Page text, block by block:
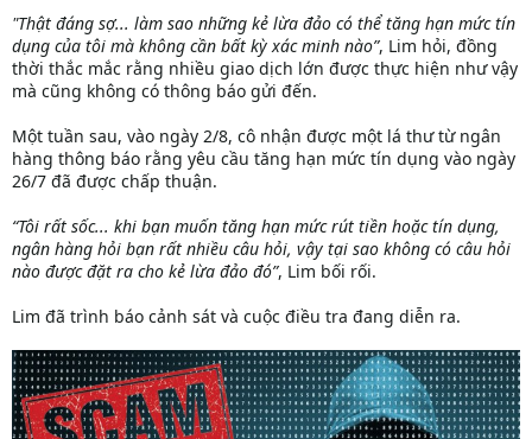
"Thật đáng sợ... làm sao những kẻ lừa đảo có thể tăng hạn mức tín
dụng của tôi mà không cần bất kỳ xác minh nào”, Lim hỏi, đồng
thời thắc mắc rằng nhiều giao dịch lớn được thực hiện như vậy
mà cũng không có thông báo gửi đến.
Một tuần sau, vào ngày 2/8, cô nhận được một lá thư từ ngân
hàng thông báo rằng yêu cầu tăng hạn mức tín dụng vào ngày
26/7 đã được chấp thuận.
“Tôi rất sốc... khi bạn muốn tăng hạn mức rút tiền hoặc tín dụng,
ngân hàng hỏi bạn rất nhiều câu hỏi, vậy tại sao không có câu hỏi
nào được đặt ra cho kẻ lừa đảo đó”, Lim bối rối.
Lim đã trình báo cảnh sát và cuộc điều tra đang diễn ra.